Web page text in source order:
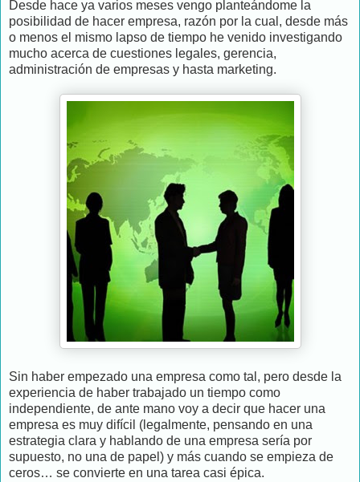
Desde hace ya varios meses vengo planteándome la
posibilidad de hacer empresa, razón por la cual, desde más
o menos el mismo lapso de tiempo he venido investigando
mucho acerca de cuestiones legales, gerencia,
administración de empresas y hasta marketing.
Sin haber empezado una empresa como tal, pero desde la
experiencia de haber trabajado un tiempo como
independiente, de ante mano voy a decir que hacer una
empresa es muy difícil (legalmente, pensando en una
estrategia clara y hablando de una empresa sería por
supuesto, no una de papel) y más cuando se empieza de
ceros… se convierte en una tarea casi épica.